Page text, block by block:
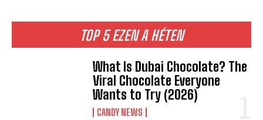
TOP 5 EZEN A HÉTEN
What Is Dubai Chocolate? The
Viral Chocolate Everyone
Wants to Try (2026)
CANDY NEWS